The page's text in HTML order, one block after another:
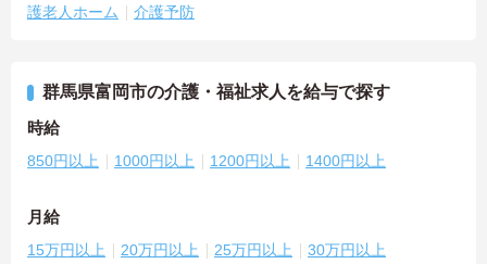
護老人ホーム
介護予防
群馬県富岡市の介護・福祉求人を給与で探す
時給
850円以上 1000円以上 1200円以上 1400円以上
月給
15万円以上 20万円以上 25万円以上 30万円以上